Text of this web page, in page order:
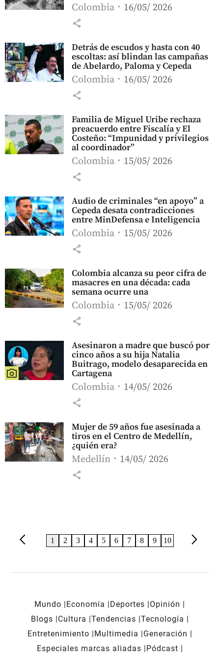
Colombia 16/05/ 2026
share
Detrás de escudos y hasta con 40
escoltas: así blindan las campañas
de Abelardo, Paloma y Cepeda
Colombia 16/05/ 2026
share
Familia de Miguel Uribe rechaza
preacuerdo entre Fiscalía y El
Costeño: “Impunidad y privilegios
al coordinador”
Colombia 15/05/ 2026
share
Audio de criminales “en apoyo” a
Cepeda desata contradicciones
entre MinDefensa e Inteligencia
Colombia 15/05/ 2026
share
Colombia alcanza su peor cifra de
masacres en una década: cada
semana ocurre una
Colombia 15/05/ 2026
share
Asesinaron a madre que buscó por
cinco años a su hija Natalia
Buitrago, modelo desaparecida en
Cartagena
Colombia 14/05/ 2026
share
Mujer de 59 años fue asesinada a
tiros en el Centro de Medellín,
¿quién era?
Medellín 14/05/ 2026
share
arrow_back_ios 1 2 3 4 5 6 7 8 9 10 arrow_forward_ios
Mundo Economía Deportes
Opinión
Blogs
Cultura Tendencias Tecnología
Entretenimiento
Multimedia
Generación
Especiales marcas aliadas
Pódcast